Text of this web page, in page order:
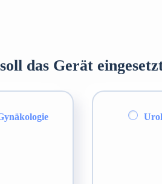
das Gerät